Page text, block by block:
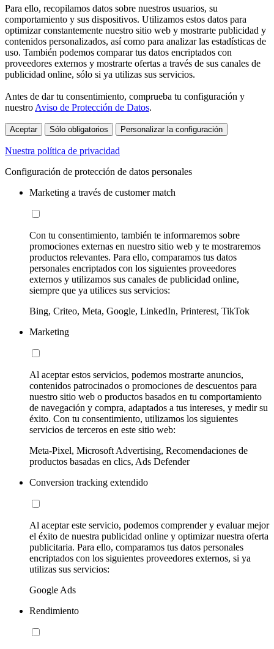
Para ello, recopilamos datos sobre nuestros usuarios, su
comportamiento y sus dispositivos. Utilizamos estos datos para
optimizar constantemente nuestro sitio web y mostrarte publicidad y
contenidos personalizados, así como para analizar las estadísticas de
uso. También podemos comparar tus datos encriptados con
proveedores externos y mostrarte ofertas a través de sus canales de
publicidad online, sólo si ya utilizas sus servicios.
Antes de dar tu consentimiento, comprueba tu configuración y
nuestro Aviso de Protección de Datos.
Aceptar Sólo obligatorios Personalizar la configuración
Nuestra política de privacidad
Configuración de protección de datos personales
Marketing a través de customer match
Con tu consentimiento, también te informaremos sobre
promociones externas en nuestro sitio web y te mostraremos
productos relevantes. Para ello, comparamos tus datos
personales encriptados con los siguientes proveedores
externos y utilizamos sus canales de publicidad online,
siempre que ya utilices sus servicios:
Bing, Criteo, Meta, Google, LinkedIn, Printerest, TikTok
Marketing
Al aceptar estos servicios, podemos mostrarte anuncios,
contenidos patrocinados o promociones de descuentos para
nuestro sitio web o productos basados en tu comportamiento
de navegación y compra, adaptados a tus intereses, y medir su
éxito. Con tu consentimiento, utilizamos los siguientes
servicios de terceros en este sitio web:
Meta-Pixel, Microsoft Advertising, Recomendaciones de
productos basadas en clics, Ads Defender
Conversion tracking extendido
Al aceptar este servicio, podemos comprender y evaluar mejor
el éxito de nuestra publicidad online y optimizar nuestra oferta
publicitaria. Para ello, comparamos tus datos personales
encriptados con los siguientes proveedores externos, si ya
utilizas sus servicios:
Google Ads
Rendimiento